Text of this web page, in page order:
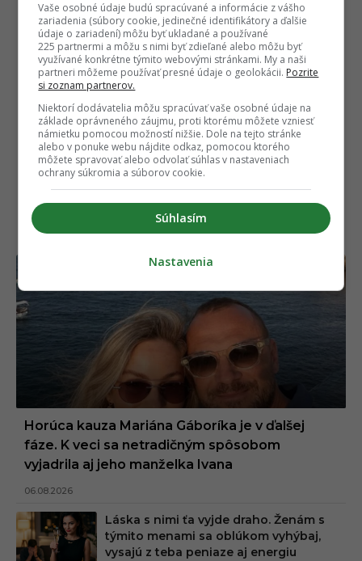
Po otvorení kliknite na hviezdičku★ Sledovať
Autor
Špecialistka na mediálnu komunikáciu, PR a svet
šoubiznisu. Ako skúsená copywriterka a redaktorka
dokáže efektívne prepájať overené fakty s pútavým
storytellingom. Pre EMEFKA pokrý...
viac o autorovi
NAJČÍTANEJŠIE
Horúca kauza Mariána Gáboríka je v ďalšej
fáze. K veci sa netradičným spôsobom
vyjadrila aj jeho manželka Ivana
06.08.2026
Láska s nimi ťa vyjde draho. Ženám s
týmito menami sa oblúkom vyhýbaj,
vysajú z teba peniaze aj energiu
Vaše osobné údaje budú spracúvané a informácie z vášho
zariadenia (súbory cookie, jedinečné identifikátory a ďalšie
údaje o zariadení) môžu byť ukladané a používané
225 partnermi a môžu s nimi byť zdieľané alebo môžu byť
využívané konkrétne týmito webovými stránkami. My a naši
partneri môžeme používať presné údaje o geolokácii. Pozrite
si zoznam partnerov.
Niektorí dodávatelia môžu spracúvať vaše osobné údaje na
základe oprávneného záujmu, proti ktorému môžete vzniesť
námietku pomocou možností nižšie. Dole na tejto stránke
alebo v ponuke webu nájdite odkaz, pomocou ktorého
môžete spravovať alebo odvolať súhlas v nastaveniach
ochrany súkromia a súborov cookie.
Súhlasím
Nastavenia